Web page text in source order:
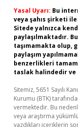
Yasal Uyarı: Bu
veya şahıs şirketi
Sitede yalnızca
paylaşılmaktadır.
taşımamakta olup,
paylaşım
benzerlikleri
taslak halindedir ve
Sitemiz, 5651 Sayılı
Kurumu (BTK)
vermektedir. Bu
veya araştırma
yazdıkları içeriklerin